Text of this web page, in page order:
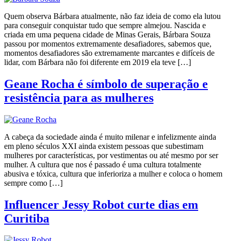
Quem observa Bárbara atualmente, não faz ideia de como ela lutou
para conseguir conquistar tudo que sempre almejou. Nascida e
criada em uma pequena cidade de Minas Gerais, Bárbara Souza
passou por momentos extremamente desafiadores, sabemos que,
momentos desafiadores são extremamente marcantes e difíceis de
lidar, com Bárbara não foi diferente em 2019 ela teve […]
Geane Rocha é símbolo de superação e
resistência para as mulheres
A cabeça da sociedade ainda é muito milenar e infelizmente ainda
em pleno séculos XXI ainda existem pessoas que subestimam
mulheres por características, por vestimentas ou até mesmo por ser
mulher. A cultura que nos é passado é uma cultura totalmente
abusiva e tóxica, cultura que inferioriza a mulher e coloca o homem
sempre como […]
Influencer Jessy Robot curte dias em
Curitiba